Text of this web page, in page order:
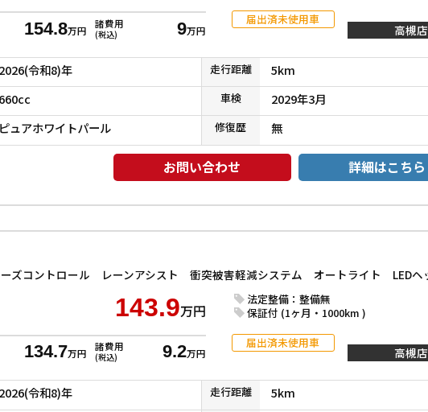
154.8万円
諸費用
(税込) 9万円
届出済未使用車
高槻店
2026(令和8)年 走行距離 5km
660cc 車検 2029年3月
ピュアホワイトパール 修復歴 無
お問い合わせ 詳細はこちら
143.9万円
134.7万円
諸費用
(税込) 9.2万円
法定整備：整備無
保証付 (1ヶ月・1000km )
届出済未使用車
高槻店
2026(令和8)年 走行距離 5km